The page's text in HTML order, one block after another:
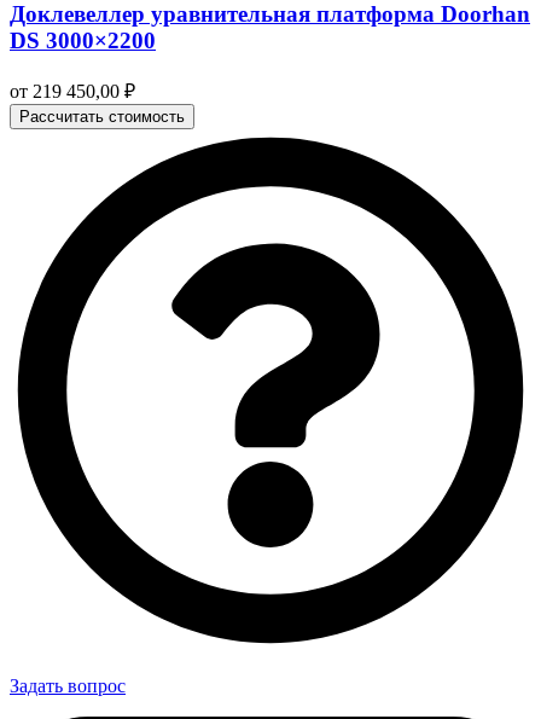
Доклевеллер уравнительная платформа Doorhan
DS 3000×2200
от 219 450,00 ₽
Рассчитать стоимость
Задать вопрос